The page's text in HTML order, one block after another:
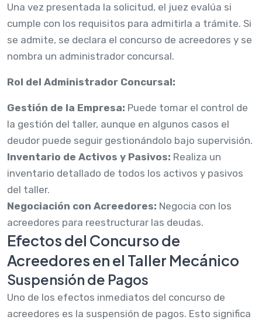
Una vez presentada la solicitud, el juez evalúa si
cumple con los requisitos para admitirla a trámite. Si
se admite, se declara el concurso de acreedores y se
nombra un administrador concursal.
Rol del Administrador Concursal:
Gestión de la Empresa: Puede tomar el control de
la gestión del taller, aunque en algunos casos el
deudor puede seguir gestionándolo bajo supervisión.
Inventario de Activos y Pasivos: Realiza un
inventario detallado de todos los activos y pasivos
del taller.
Negociación con Acreedores: Negocia con los
acreedores para reestructurar las deudas.
Efectos del Concurso de
Acreedores en el Taller Mecánico
Suspensión de Pagos
Uno de los efectos inmediatos del concurso de
acreedores es la suspensión de pagos. Esto significa